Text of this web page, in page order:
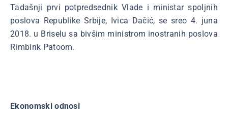
Tadašnji prvi potpredsednik Vlade i ministar spoljnih
poslova Republike Srbije, Ivica Dačić, se sreo 4. juna
2018. u Briselu sa bivšim ministrom inostranih poslova
Rimbink Patoom.
Ekonomski odnosi